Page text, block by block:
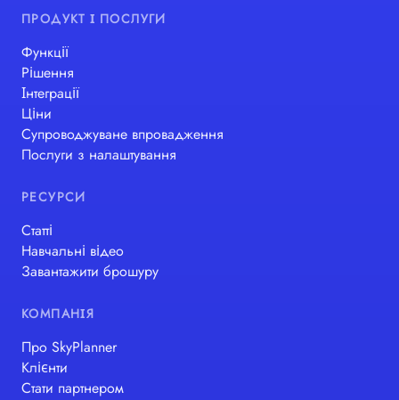
ПРОДУКТ І ПОСЛУГИ
Функції
Рішення
Інтеграції
Ціни
Супроводжуване впровадження
Послуги з налаштування
РЕСУРСИ
Статті
Навчальні відео
Завантажити брошуру
КОМПАНІЯ
Про SkyPlanner
Клієнти
Стати партнером